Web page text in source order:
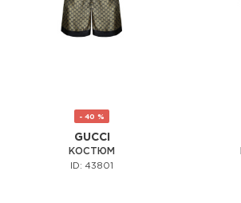
- 40 %
GUCCI
КОСТЮМ
ID: 43801